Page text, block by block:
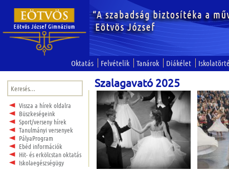
Oktatás Felvételik Tanárok Diákélet
Keresés:
Vissza a hírek oldalra
Büszkeségeink
Sport/verseny hírek
Tanulmányi versenyek
PályaProgram
Ebéd információk
Hit- és erkölcstan oktatás
Iskolaegészségügy
Szalagavató 2025